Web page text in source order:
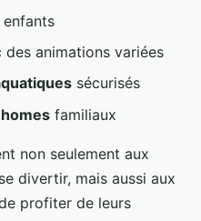
des animations variées
sécurisés
familiaux
non seulement aux
divertir, mais aussi aux
profiter de leurs